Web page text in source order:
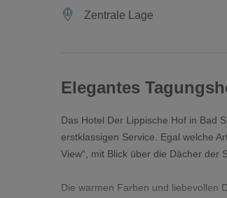
Zentrale Lage
Elegantes
Das Hotel Der Lippische Hof in Bad
erstklassigen Service. Egal welche
View“, mit Blick über die Dächer der
Die warmen Farben und liebevollen